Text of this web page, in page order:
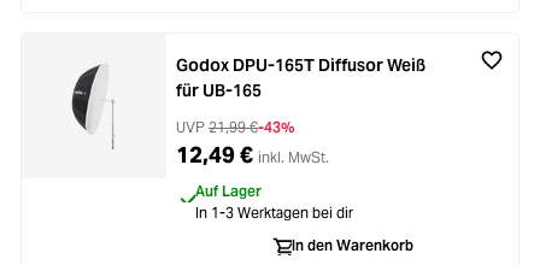
Godox DPU-165T Diffusor Weiß
für UB-165
UVP 21,99 €-43%
12,49 € inkl. MwSt.
Auf Lager
In 1-3 Werktagen bei dir
In den Warenkorb